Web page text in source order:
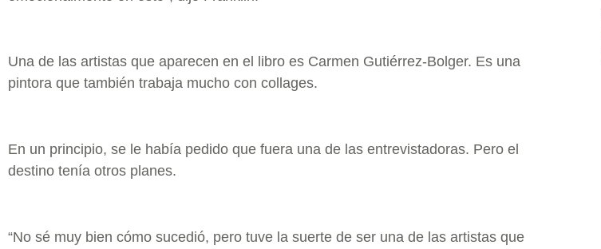
Una de las artistas que aparecen en el libro es Carmen Gutiérrez-Bolger. Es una
pintora que también trabaja mucho con collages.
En un principio, se le había pedido que fuera una de las entrevistadoras. Pero el
destino tenía otros planes.
“No sé muy bien cómo sucedió, pero tuve la suerte de ser una de las artistas que